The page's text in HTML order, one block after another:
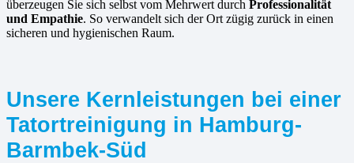
überzeugen Sie sich selbst vom Mehrwert durch Professionalität
und Empathie. So verwandelt sich der Ort zügig zurück in einen
sicheren und hygienischen Raum.
Unsere Kernleistungen bei einer
Tatortreinigung in Hamburg-
Barmbek-Süd